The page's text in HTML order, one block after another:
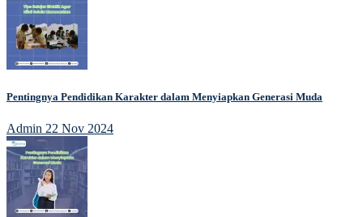
Pentingnya Pendidikan Karakter dalam Menyiapkan Generasi Muda
Admin 22 Nov 2024